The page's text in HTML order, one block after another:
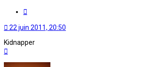
22 juin 2011, 20:50
Kidnapper